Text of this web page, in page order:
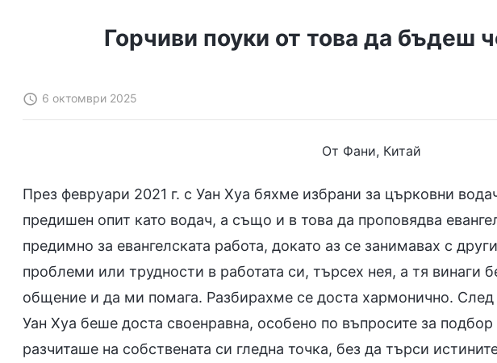
Горчиви поуки от това да бъдеш
6 октомври 2025
От Фани, Китай
През февруари 2021 г. с Уан Хуа бяхме избрани за църковни
предишен опит като водач, а също и в това да проповядва
предимно за евангелската работа, докато аз се занимавах с
проблеми или трудности в работата си, търсех нея, а тя винаги
общение и да ми помага. Разбирахме се доста хармонично. След
Уан Хуа беше доста своенравна, особено по въпросите за
разчиташе на собствената си гледна точка, без да търси